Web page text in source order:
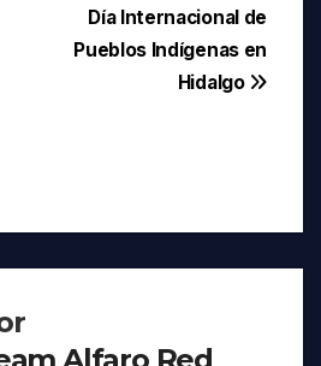
Día Internacional de
Pueblos Indígenas en
Hidalgo